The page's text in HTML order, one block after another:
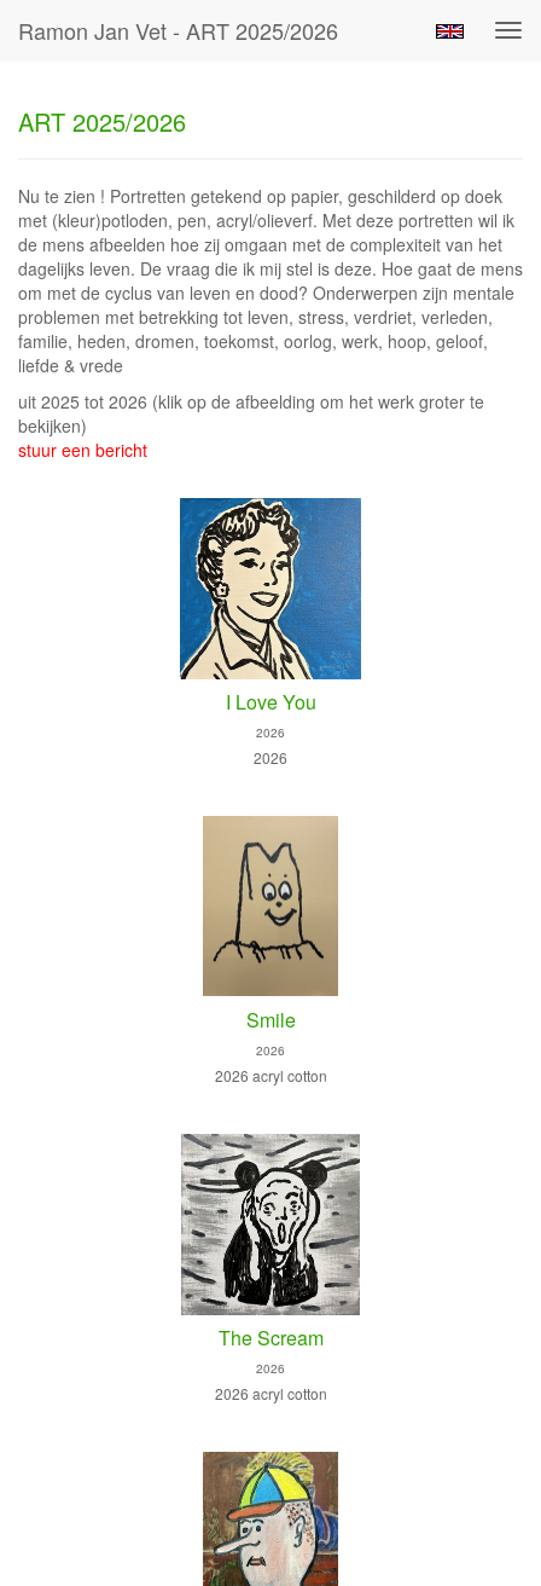
Ramon Jan Vet - ART 2025/2026
ART 2025/2026
Nu te zien ! Portretten getekend op papier, geschilderd op doek
met (kleur)potloden, pen, acryl/olieverf. Met deze portretten wil ik
de mens afbeelden hoe zij omgaan met de complexiteit van het
dagelijks leven. De vraag die ik mij stel is deze. Hoe gaat de mens
om met de cyclus van leven en dood? Onderwerpen zijn mentale
problemen met betrekking tot leven, stress, verdriet, verleden,
familie, heden, dromen, toekomst, oorlog, werk, hoop, geloof,
liefde & vrede
uit 2025 tot 2026 (klik op de afbeelding om het werk groter te
bekijken)
stuur een bericht
I Love You
2026
2026
Smile
2026
2026 acryl cotton
The Scream
2026
2026 acryl cotton